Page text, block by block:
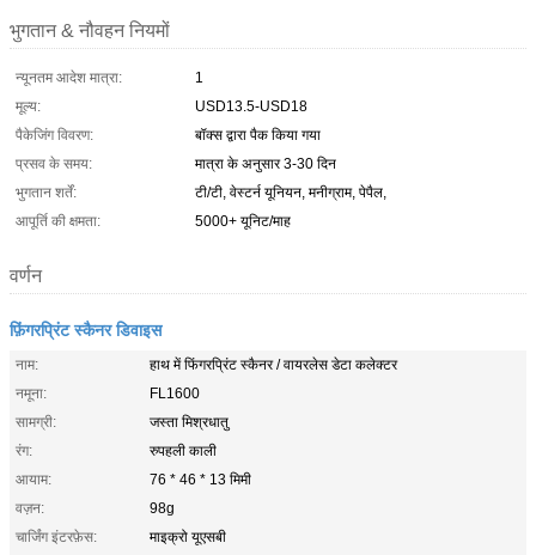
भुगतान & नौवहन नियमों
न्यूनतम आदेश मात्रा:
1
मूल्य:
USD13.5-USD18
पैकेजिंग विवरण:
बॉक्स द्वारा पैक किया गया
प्रसव के समय:
मात्रा के अनुसार 3-30 दिन
भुगतान शर्तें:
टी/टी, वेस्टर्न यूनियन, मनीग्राम, पेपैल,
आपूर्ति की क्षमता:
5000+ यूनिट/माह
वर्णन
फ़िंगरप्रिंट स्कैनर डिवाइस
नाम:
हाथ में फिंगरप्रिंट स्कैनर / वायरलेस डेटा कलेक्टर
नमूना:
FL1600
सामग्री:
जस्ता मिश्रधातु
रंग:
रुपहली काली
आयाम:
76 * 46 * 13 मिमी
वज़न:
98g
चार्जिंग इंटरफ़ेस:
माइक्रो यूएसबी